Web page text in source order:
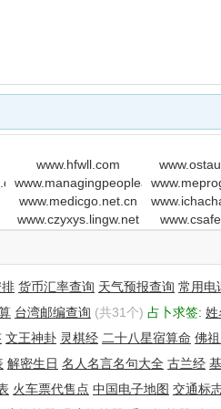
www.hfwll.com
www.managingpeopleatwork.com
www.medicgo.net.cn
www.czyxys.lingw.net
货币汇率查询 天气预报查询 常用电
台湾邮编查询 (共31个) 占卜求签: 姓
文王神卦 灵棋经 二十八星宿算命 佛
解密生日 名人名言名句大全 古兰经
火车票代售点 中国电子地图 交通标